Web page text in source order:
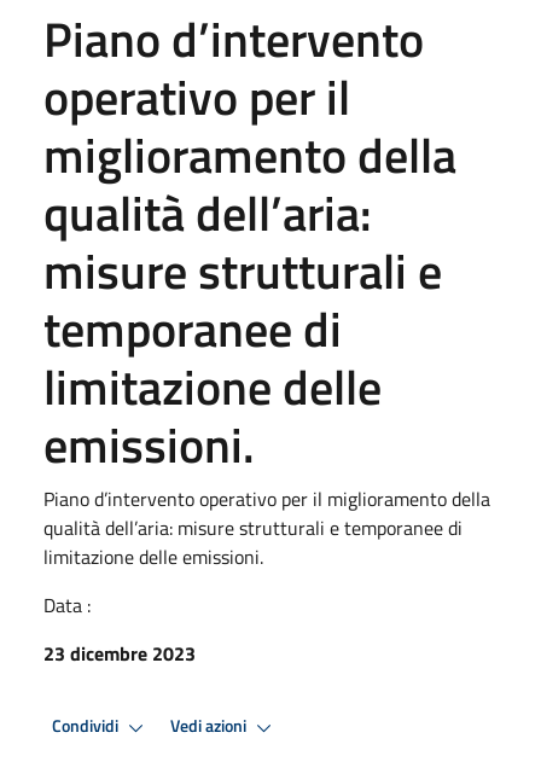
Piano d’intervento
operativo per il
miglioramento della
qualità dell’aria:
misure strutturali e
temporanee di
limitazione delle
emissioni.
Piano d’intervento operativo per il miglioramento della
qualità dell’aria: misure strutturali e temporanee di
limitazione delle emissioni.
Data :
23 dicembre 2023
Condividi Vedi azioni